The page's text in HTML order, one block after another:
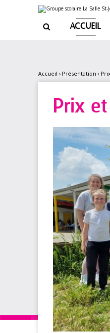
 ACCUEIL
Accueil › Présentation ›
Prix